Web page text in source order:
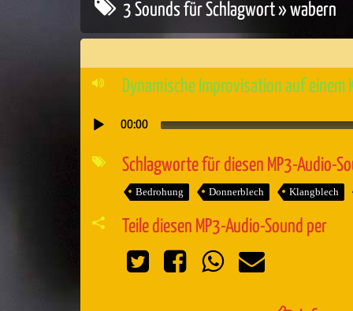
3 Sounds für Schlagwort » wabern
Dynamische Improvisation auf einem
Audio-
Player
00:00
Schlagworte für diesen MP3-Audio-
Bedrohung Donnerblech Klangblech
Teile diesen MP3-Audio-Sound per